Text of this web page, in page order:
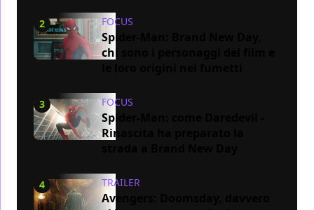
2 FOCUS
Spider-Man: Brand New Day,
chi sono i personaggi del film e
3 FOCUS
Spider-Man: come Daredevil -
Rinascita ha preparato la
4 TRAILER
Avengers: Doomsday, davvero